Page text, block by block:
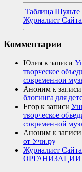
Таблица Шульте
Журналист Сайта
Комментарии
Юлия к записи
творческое
современной
Аноним к записи
блогинга для
Егор к записи
творческое
современной
Аноним к записи
от Учи.ру
Журналист Сайта